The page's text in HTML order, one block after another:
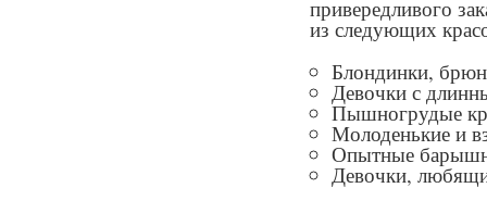
привередливого
из следующих
Блондинки,
Девочки с
Пышногрудые
Молоденькие и
Опытные
Девочки,